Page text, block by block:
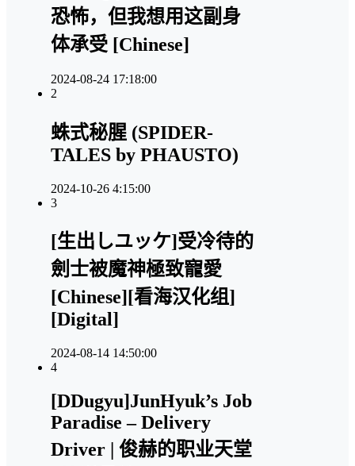
恐怖，但我想用这副身
体承受 [Chinese]
2024-08-24 17:18:00
2
蛛式秘腥 (SPIDER-
TALES by PHAUSTO)
2024-10-26 4:15:00
3
[生出しユッケ]受冷待的
劍士被魔神極致寵愛
[Chinese][看海汉化组]
[Digital]
2024-08-14 14:50:00
4
[DDugyu]JunHyuk’s Job
Paradise – Delivery
Driver | 俊赫的职业天堂